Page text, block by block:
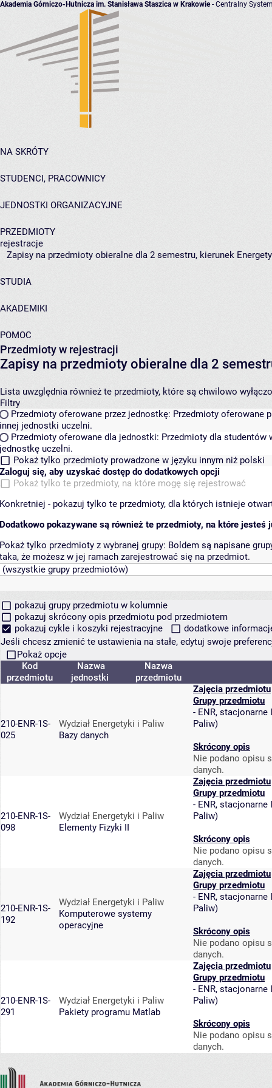
Akademia Górniczo-Hutnicza im. Stanisława Staszica w Krakowie- Centralny
NA SKRÓTY
STUDENCI, PRACOWNICY
JEDNOSTKI ORGANIZACYJNE
PRZEDMIOTY
rejestracje
Zapisy na przedmioty obieralne dla 2 semestru, kierunek
STUDIA
AKADEMIKI
POMOC
Przedmioty w rejestracji
Zapisy na przedmioty obieralne dla 2
Lista uwzględnia również te przedmioty, które są chwilowo
Filtry
Przedmioty oferowane przez jednostkę: Przedmioty oferowane
innej jednostki uczelni.
Przedmioty oferowane dla jednostki: Przedmioty dla studentów
jednostkę uczelni.
Pokaż tylko przedmioty prowadzone w języku innym niż polski
Zaloguj się, aby uzyskać dostęp do dodatkowych opcji
Pokaż tylko te przedmioty, na które mogę się rejestrować
Konkretniej - pokazuj tylko te przedmioty, dla których istnieje
Dodatkowo pokazywane są również te przedmioty, na które jesteś
Pokaż tylko przedmioty z wybranej grupy: Boldem są napisane
taka, że możesz w jej ramach zarejestrować się na przedmiot.
pokazuj grupy przedmiotu w kolumnie
pokazuj skrócony opis przedmiotu pod przedmiotem
pokazuj cykle i koszyki rejestracyjne
dodatkowe
Jeśli chcesz zmienić te ustawienia na stałe, edytuj swoje
Pokaż opcje
Kod
przedmiotu
Nazwa
jednostki
Nazwa
przedmiotu
210-ENR-1S-
025
Wydział Energetyki i Paliw
Bazy danych
Zajęcia przedmiotu
Grupy przedmiotu
- ENR,
Paliw)
Skrócony opis
Nie podano opisu
danych.
210-ENR-1S-
098
Wydział Energetyki i Paliw
Elementy Fizyki II
Zajęcia przedmiotu
Grupy przedmiotu
- ENR,
Paliw)
Skrócony opis
Nie podano opisu
danych.
210-ENR-1S-
192
Wydział Energetyki i Paliw
Komputerowe systemy
operacyjne
Zajęcia przedmiotu
Grupy przedmiotu
- ENR,
Paliw)
Skrócony opis
Nie podano opisu
danych.
210-ENR-1S-
291
Wydział Energetyki i Paliw
Pakiety programu Matlab
Zajęcia przedmiotu
Grupy przedmiotu
- ENR,
Paliw)
Skrócony opis
Nie podano opisu
danych.